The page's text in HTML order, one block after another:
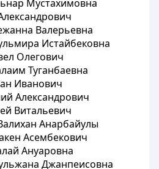
Мустахимовна
Валерьевна
Истайбековна
Олегович
Туганбаевна
Иванович
Александрович
Витальевич
Анарбайулы
Асембекович
Ануаровна
Джанпеисовна